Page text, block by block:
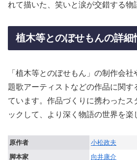
れて描いた、笑いと涙が交錯する物
植木等とのぼせもんの詳細
「植木等とのぼせもん」の制作会
題歌アーティストなどの作品に関す
ています。作品づくりに携わったス
ックして、より深く物語の世界を楽
原作者
小松政夫
脚本家
向井康介